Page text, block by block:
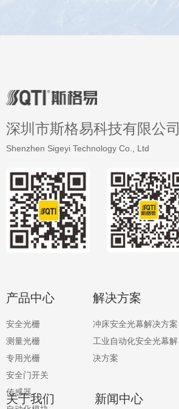
深圳市斯格易科技有限公司
Shenzhen Sigeyi Technology Co., Ltd
产品中心
安全光栅
测量光栅
专用光栅
安全门开关
传感器
解决方案
冲床安全光幕解决方案
工业自动化安全光幕解
决方案
关于我们 新闻中心